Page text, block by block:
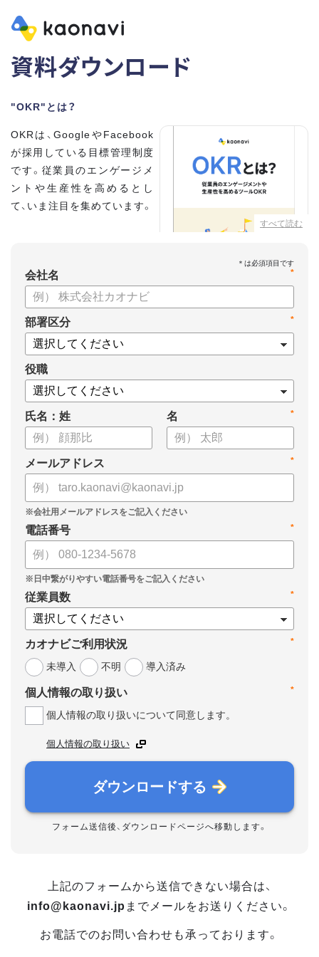
資料ダウンロード
"OKR"とは？
すべて読む
OKRは、GoogleやFacebook
が採用している目標管理制度
です。従業員のエンゲージメ
ントや生産性を高めるとし
て、いま注目を集めています。
・OKRと従来の目標管理制度
との違い
・OKRを導入、運用するにはどうすればいいのか
・OKRの運用を助けるツール
についてまとめましたので、ぜひお役立てください。
*
会社名
*
部署区分
役職
氏名：姓 *
名
*
メールアドレス
*
電話番号
*
従業員数
*
カオナビご利用状況
未導入
不明 導入済み
*
個人情報の取り扱い
個人情報の取り扱いについて同意します。
個人情報の取り扱い
ダウンロードする
フォーム送信後、ダウンロードページへ移動します。
上記のフォームから送信できない場合は、
info@kaonavi.jp までメールをお送りください。
お電話でのお問い合わせも承っております。